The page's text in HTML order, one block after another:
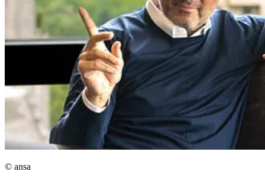
© ansa